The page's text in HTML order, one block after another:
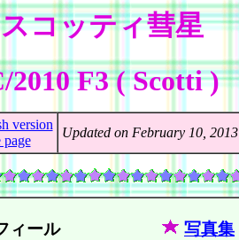
スコッティ彗星
2010 F3 ( Scotti )
version
page
Updated on February 10, 2013
ィール 写真集